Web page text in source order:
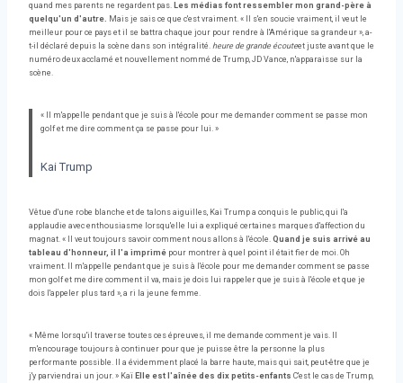
quand mes parents ne regardent pas. Les médias font ressembler mon grand-père à
quelqu'un d'autre. Mais je sais ce que c'est vraiment. « Il s'en soucie vraiment, il veut le
meilleur pour ce pays et il se battra chaque jour pour rendre à l'Amérique sa grandeur », a-
t-il déclaré depuis la scène dans son intégralité. heure de grande écouteet juste avant que le
numéro deux acclamé et nouvellement nommé de Trump, JD Vance, n'apparaisse sur la
scène.
« Il m'appelle pendant que je suis à l'école pour me demander comment se passe mon
golf et me dire comment ça se passe pour lui. »
Kai Trump
Vêtue d'une robe blanche et de talons aiguilles, Kai Trump a conquis le public, qui l'a
applaudie avec enthousiasme lorsqu'elle lui a expliqué certaines marques d'affection du
magnat. « Il veut toujours savoir comment nous allons à l'école. Quand je suis arrivé au
tableau d'honneur, il l'a imprimé pour montrer à quel point il était fier de moi. Oh
vraiment. Il m'appelle pendant que je suis à l'école pour me demander comment se passe
mon golf et me dire comment il va, mais je dois lui rappeler que je suis à l'école et que je
dois l'appeler plus tard », a ri la jeune femme.
« Même lorsqu'il traverse toutes ces épreuves, il me demande comment je vais. Il
m'encourage toujours à continuer pour que je puisse être la personne la plus
performante possible. Il a évidemment placé la barre haute, mais qui sait, peut-être que je
j'y parviendrai un jour. » Kaï Elle est l'aînée des dix petits-enfants C'est le cas de Trump,